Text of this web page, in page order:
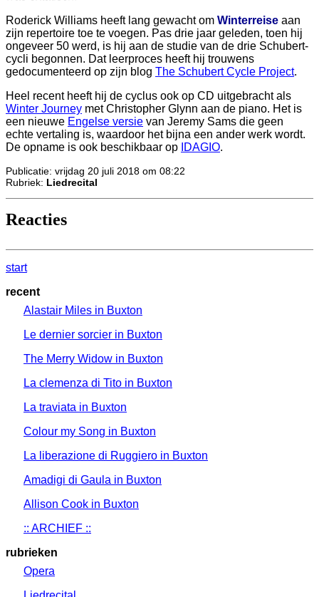
Roderick Williams heeft lang gewacht om Winterreise aan
zijn repertoire toe te voegen. Pas drie jaar geleden, toen hij
ongeveer 50 werd, is hij aan de studie van de drie Schubert-
cycli begonnen. Dat leerproces heeft hij trouwens
gedocumenteerd op zijn blog The Schubert Cycle Project.
Heel recent heeft hij de cyclus ook op CD uitgebracht als
Winter Journey met Christopher Glynn aan de piano. Het is
een nieuwe Engelse versie van Jeremy Sams die geen
echte vertaling is, waardoor het bijna een ander werk wordt.
De opname is ook beschikbaar op IDAGIO.
Publicatie: vrijdag 20 juli 2018 om 08:22
Rubriek: Liedrecital
Reacties
start
recent
Alastair Miles in Buxton
Le dernier sorcier in Buxton
The Merry Widow in Buxton
La clemenza di Tito in Buxton
La traviata in Buxton
Colour my Song in Buxton
La liberazione di Ruggiero in Buxton
Amadigi di Gaula in Buxton
Allison Cook in Buxton
:: ARCHIEF ::
rubrieken
Opera